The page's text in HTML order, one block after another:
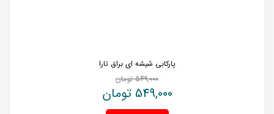
پارکابی شیشه ای براق تارا
549,000 تومان
549,000 تومان